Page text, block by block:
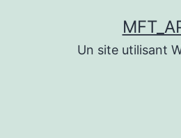
Un site utilisant